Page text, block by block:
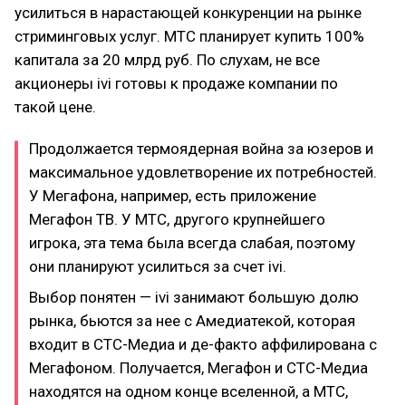
усилиться в нарастающей конкуренции на рынке
стриминговых услуг. МТС планирует купить 100%
капитала за 20 млрд руб. По слухам, не все
акционеры ivi готовы к продаже компании по
такой цене.
Продолжается термоядерная война за юзеров и
максимальное удовлетворение их потребностей.
У Мегафона, например, есть приложение
Мегафон ТВ. У МТС, другого крупнейшего
игрока, эта тема была всегда слабая, поэтому
они планируют усилиться за счет ivi.
Выбор понятен — ivi занимают большую долю
рынка, бьются за нее с Амедиатекой, которая
входит в СТС-Медиа и де-факто аффилирована с
Мегафоном. Получается, Мегафон и СТС-Медиа
находятся на одном конце вселенной, а МТС,